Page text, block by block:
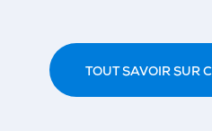
TOUT SAVOIR SUR